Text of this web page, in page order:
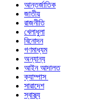
আন্তর্জাতিক
জাতীয়
রাজনীতি
খেলাধুলা
বিনোদন
গণমাধ্যম
অন্যান্য
আইন আদালত
ক্যাম্পাস
সারাদেশ
স্বাস্থ্য